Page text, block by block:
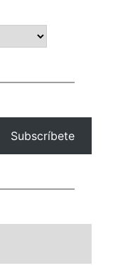
Subscríbete